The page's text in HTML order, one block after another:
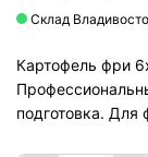
Склад
Картофель фри
подготовка. Для